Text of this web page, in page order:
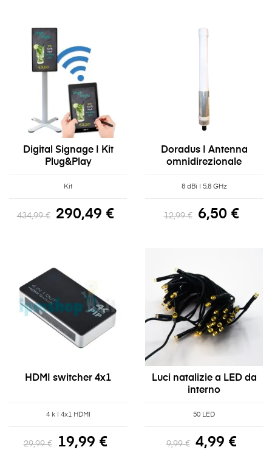
Digital Signage | Kit
Plug&Play
Kit
434,99 € 290,49 €
Doradus | Antenna
omnidirezionale
8 dBi | 5,8 GHz
12,99 € 6,50 €
HDMI switcher 4x1
4 k | 4x1 HDMI
29,99 € 19,99 €
Luci natalizie a LED da
interno
50 LED
9,99 € 4,99 €